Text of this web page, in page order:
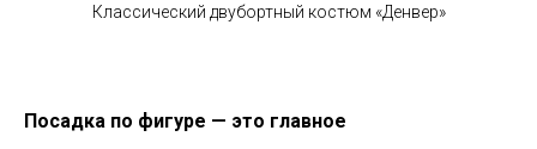
Классический двубортный костюм «Денвер»
Посадка по фигуре — это главное